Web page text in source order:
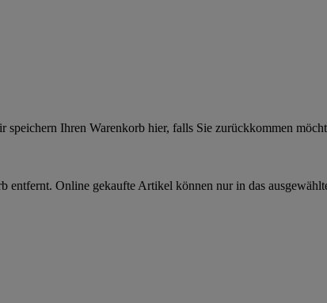
Ihren Warenkorb hier, falls Sie zurückkommen
Online gekaufte Artikel können nur in das